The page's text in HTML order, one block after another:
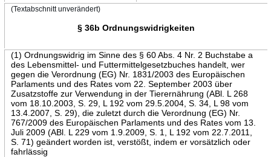
(Textabschnitt unverändert)
§ 36b Ordnungswidrigkeiten
(1) Ordnungswidrig im Sinne des § 60 Abs. 4 Nr. 2 Buchstabe a
des Lebensmittel- und Futtermittelgesetzbuches handelt, wer
gegen die Verordnung (EG) Nr. 1831/2003 des Europäischen
Parlaments und des Rates vom 22. September 2003 über
Zusatzstoffe zur Verwendung in der Tierernährung (ABl. L 268
vom 18.10.2003, S. 29, L 192 vom 29.5.2004, S. 34, L 98 vom
13.4.2007, S. 29), die zuletzt durch die Verordnung (EG) Nr.
767/2009 des Europäischen Parlaments und des Rates vom 13.
Juli 2009 (ABl. L 229 vom 1.9.2009, S. 1, L 192 vom 22.7.2011,
S. 71) geändert worden ist, verstößt, indem er vorsätzlich oder
fahrlässig